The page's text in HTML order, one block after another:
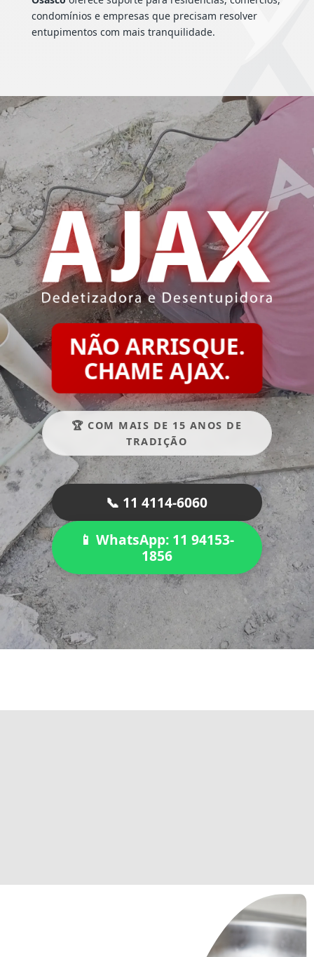
condomínios e empresas que precisam resolver
entupimentos com mais tranquilidade.
NÃO ARRISQUE.
CHAME AJAX.
🏆 COM MAIS DE 15 ANOS DE
TRADIÇÃO
📞 11 4114-6060
📱 WhatsApp: 11 94153-
1856